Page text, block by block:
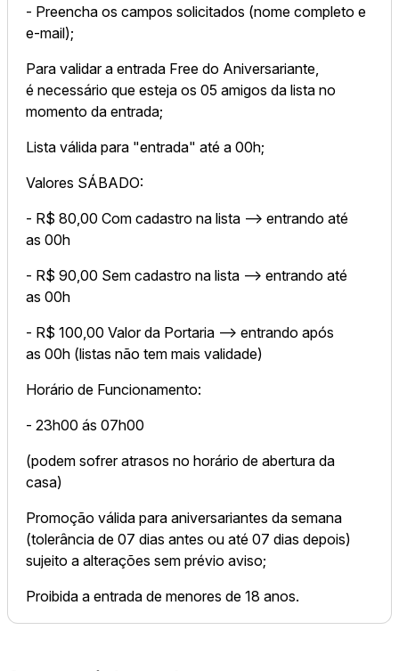
- Preencha os campos solicitados (nome completo e
e-mail);
Para validar a entrada Free do Aniversariante,
é necessário que esteja os 05 amigos da lista no
momento da entrada;
Lista válida para "entrada" até a 00h;
Valores SÁBADO:
- R$ 80,00 Com cadastro na lista --> entrando até
as 00h
- R$ 90,00 Sem cadastro na lista --> entrando até
as 00h
- R$ 100,00 Valor da Portaria --> entrando após
as 00h (listas não tem mais validade)
Horário de Funcionamento:
- 23h00 ás 07h00
(podem sofrer atrasos no horário de abertura da
casa)
Promoção válida para aniversariantes da semana
(tolerância de 07 dias antes ou até 07 dias depois)
sujeito a alterações sem prévio aviso;
Proibida a entrada de menores de 18 anos.